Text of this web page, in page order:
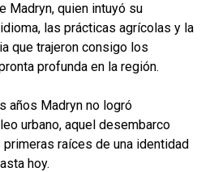
Madryn, quien intuyó su
las prácticas agrícolas y la
que trajeron consigo los
profunda en la región.
años Madryn no logró
urbano, aquel desembarco
raíces de una identidad
hoy.